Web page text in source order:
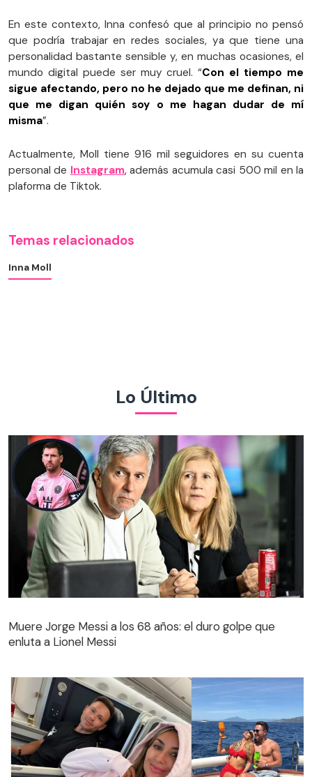
En este contexto, Inna confesó que al principio no pensó
que podría trabajar en redes sociales, ya que tiene una
personalidad bastante sensible y, en muchas ocasiones, el
mundo digital puede ser muy cruel. “Con el tiempo me
sigue afectando, pero no he dejado que me definan, ni
que me digan quién soy o me hagan dudar de mí
misma”.
Actualmente, Moll tiene 916 mil seguidores en su cuenta
personal de Instagram, además acumula casi 500 mil en la
plaforma de Tiktok.
Temas relacionados
Inna Moll
Lo Último
Muere Jorge Messi a los 68 años: el duro golpe que
enluta a Lionel Messi